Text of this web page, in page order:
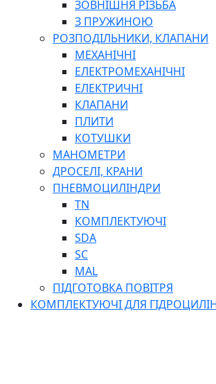
ЗОВНІШНЯ РІЗЬБА
З ПРУЖИНОЮ
РОЗПОДІЛЬНИКИ, КЛАПАНИ
МЕХАНІЧНІ
ЕЛЕКТРОМЕХАНІЧНІ
ЕЛЕКТРИЧНІ
КЛАПАНИ
ПЛИТИ
КОТУШКИ
МАНОМЕТРИ
ДРОСЕЛІ, КРАНИ
ПНЕВМОЦИЛІНДРИ
TN
КОМПЛЕКТУЮЧІ
SDA
SC
MAL
ПІДГОТОВКА ПОВІТРЯ
КОМПЛЕКТУЮЧІ ДЛЯ